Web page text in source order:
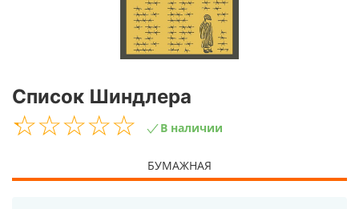
Список Шиндлера
☆☆☆☆☆
★★★★★ В наличии
БУМАЖНАЯ